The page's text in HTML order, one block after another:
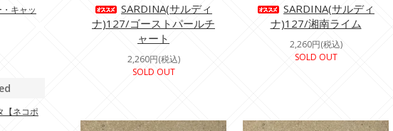
SARDINA(サルディ
ナ)127/ゴーストパールチ
ャート
2,260円(税込)
SOLD OUT
SARDINA(サルディ
ナ)127/湘南ライム
2,260円(税込)
SOLD OUT
キャッ
【ネコポ